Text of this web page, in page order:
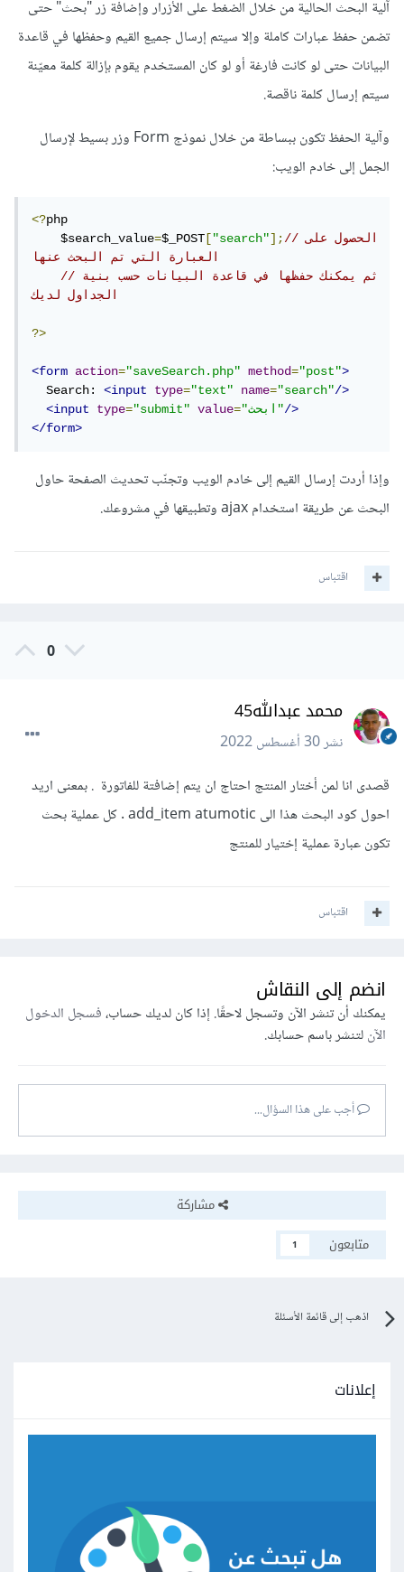
آلية البحث الحالية من خلال الضغط على الأزرار وإضافة زر "بحث" حتى
تضمن حفظ عبارات كاملة وإلا سيتم إرسال جميع القيم وحفظها في قاعدة
البيانات حتى لو كانت فارغة أو لو كان المستخدم يقوم بإزالة كلمة معيّنة
سيتم إرسال كلمة ناقصة.
وآلية الحفظ تكون ببساطة من خلال نموذج Form وزر بسيط لإرسال
الجمل إلى خادم الويب:
<?php
    $search_value
=$_POST ["search"];//الحصول على
//ثم يمكنك حفظها في قاعدة البيانات حسب بنية
الجداول لديك
?>
<form action="saveSearch.php" method="post">
  Search:
<input type="text" name="search"/>
<input
type="submit" value= "ابحث"/>
</form>
وإذا أردت إرسال القيم إلى خادم الويب وتجنّب تحديث الصفحة حاول
البحث عن طريقة استخدام ajax وتطبيقها في مشروعك.
اقتباس
0
محمد عبدالله45
نشر30 أغسطس 2022
قصدى انا لمن أختار المنتج احتاج ان يتم إضافتة للفاتورة . بمعنى اريد
احول كود البحث هذا الى add_item atumotic . كل عملية بحث
تكون عبارة عملية إختيار للمنتج
اقتباس
انضم إلى النقاش
يمكنك أن تنشر الآن وتسجل لاحقًا. إذا كان لديك حساب،فسجل الدخول
الآنلتنشر باسم حسابك.
أجب على هذا السؤال...
مشاركة
متابعون
1
اذهب إلى قائمة الأسئلة
إعلانات